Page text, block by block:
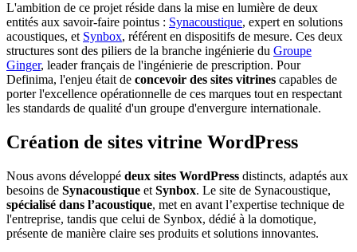
L'ambition de ce projet réside dans la mise en lumière de deux
entités aux savoir-faire pointus : Synacoustique, expert en solutions
acoustiques, et Synbox, référent en dispositifs de mesure. Ces deux
structures sont des piliers de la branche ingénierie du Groupe
Ginger, leader français de l'ingénierie de prescription. Pour
Definima, l'enjeu était de concevoir des sites vitrines capables de
porter l'excellence opérationnelle de ces marques tout en respectant
les standards de qualité d'un groupe d'envergure internationale.
Création de sites vitrine WordPress
Nous avons développé deux sites WordPress distincts, adaptés aux
besoins de Synacoustique et Synbox. Le site de Synacoustique,
spécialisé dans l’acoustique, met en avant l’expertise technique de
l'entreprise, tandis que celui de Synbox, dédié à la domotique,
présente de manière claire ses produits et solutions innovantes.